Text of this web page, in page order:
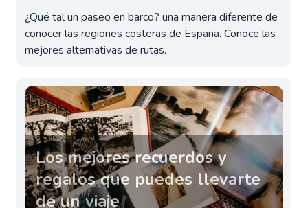
¿Qué tal un paseo en barco? una manera diferente de
conocer las regiones costeras de España. Conoce las
mejores alternativas de rutas.
Los mejores recuerdos y
regalos que puedes llevarte
de un viaje